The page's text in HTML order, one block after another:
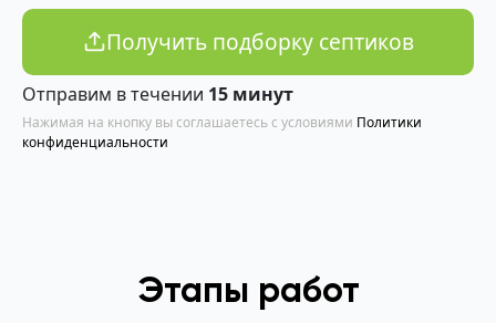
Получить подборку септиков
Отправим в течении 15 минут
Нажимая на кнопку вы соглашаетесь с условиями Политики
конфиденциальности
Этапы работ